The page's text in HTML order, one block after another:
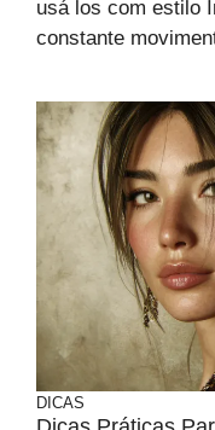
usá los com estilo
constante
DICAS